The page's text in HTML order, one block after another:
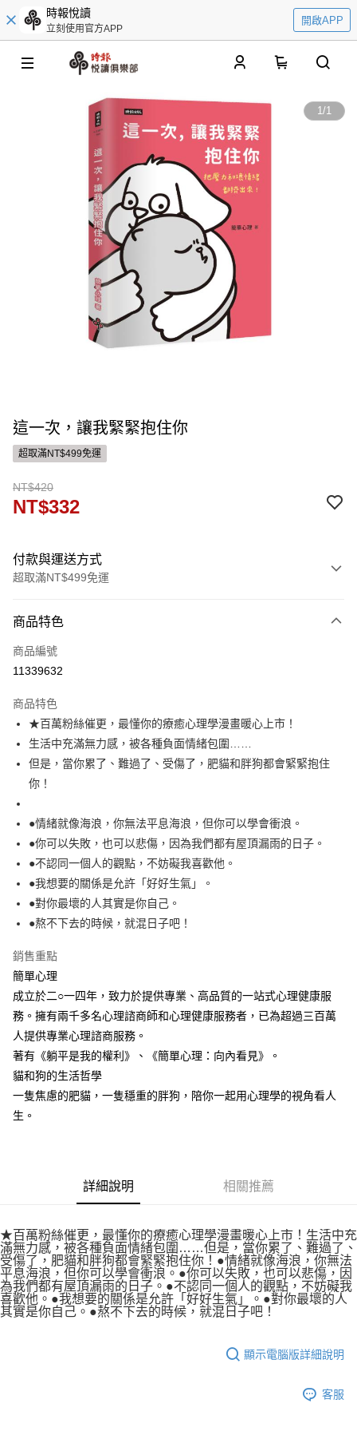
時報悅讀
立刻使用官方APP
開啟APP
1/1
這一次，讓我緊緊抱住你
超取滿NT$499免運
NT$420
NT$332
付款與運送方式
超取滿NT$499免運
信用卡一次付款
運送方式
付款後全家取貨
每筆NT$60，滿NT$499(含以上)免運費
付款後7-11取貨
每筆NT$60，滿NT$499(含以上)免運費
每筆NT$100，滿NT$499(含以上)免運費
商品特色
商品編號
11339632
商品特色
★百萬粉絲催更，最懂你的療癒心理學漫畫暖心上市！
生活中充滿無力感，被各種負面情緒包圍……
但是，當你累了、難過了、受傷了，肥貓和胖狗都會緊緊抱住
你！
●情緒就像海浪，你無法平息海浪，但你可以學會衝浪。
●你可以失敗，也可以悲傷，因為我們都有屋頂漏雨的日子。
●不認同一個人的觀點，不妨礙我喜歡他。
●我想要的關係是允許「好好生氣」。
●對你最壞的人其實是你自己。
●熬不下去的時候，就混日子吧！
銷售重點
簡單心理
成立於二○一四年，致力於提供專業、高品質的一站式心理健康服
務。擁有兩千多名心理諮商師和心理健康服務者，已為超過三百萬
人提供專業心理諮商服務。
著有《躺平是我的權利》、《簡單心理：向內看見》。
貓和狗的生活哲學
一隻焦慮的肥貓，一隻穩重的胖狗，陪你一起用心理學的視角看人
生。
詳細說明 相關推薦
★百萬粉絲催更，最懂你的療癒心理學漫畫暖心上市！生活中充
滿無力感，被各種負面情緒包圍……但是，當你累了、難過了、
受傷了，肥貓和胖狗都會緊緊抱住你！●情緒就像海浪，你無法
平息海浪，但你可以學會衝浪。●你可以失敗，也可以悲傷，因
為我們都有屋頂漏雨的日子。●不認同一個人的觀點，不妨礙我
喜歡他。●我想要的關係是允許「好好生氣」。●對你最壞的人
其實是你自己。●熬不下去的時候，就混日子吧！
顯示電腦版詳細說明
客服